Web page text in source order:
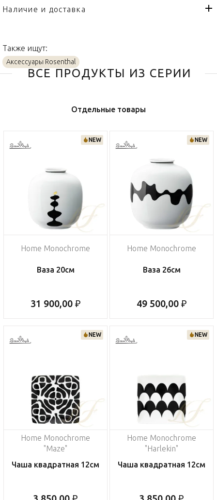
Страна производителя
Наличие и доставка
Также ищут:
Аксессуары Rosenthal
ВСЕ ПРОДУКТЫ ИЗ СЕРИИ
Отдельные товары
NEW
Home Monochrome
Ваза 20см
31 900,00 ₽
NEW
Home Monochrome
Ваза 26см
49 500,00 ₽
NEW
Home Monochrome
"Maze"
Чаша квадратная 12см
NEW
Home Monochrome
"Harlekin"
Чаша квадратная 12см